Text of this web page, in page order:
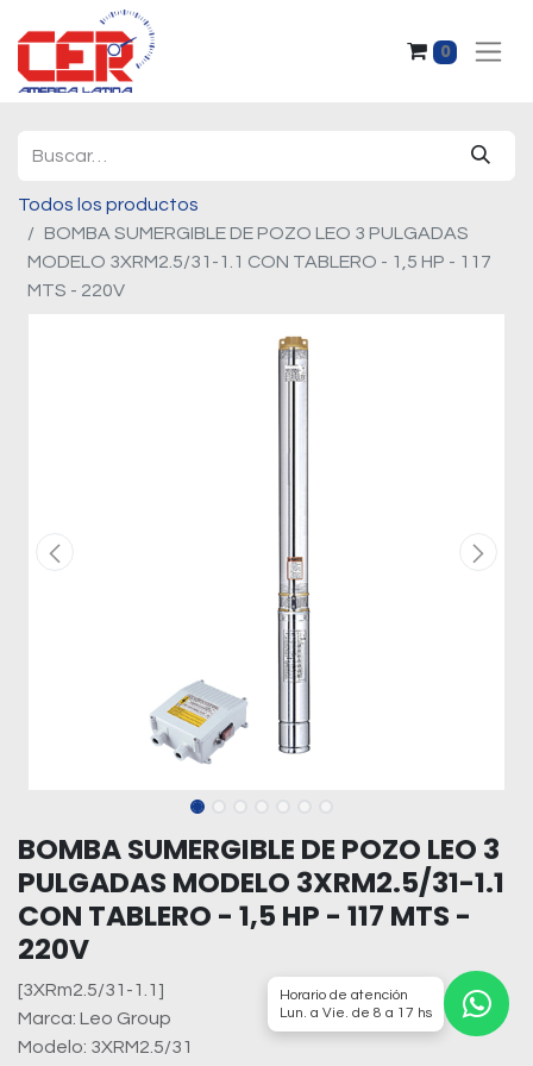
0
Todos los productos
BOMBA SUMERGIBLE DE POZO LEO 3 PULGADAS
MODELO 3XRM2.5/31-1.1 CON TABLERO - 1,5 HP - 117
MTS - 220V
BOMBA SUMERGIBLE DE POZO LEO 3
PULGADAS MODELO 3XRM2.5/31-1.1
CON TABLERO - 1,5 HP - 117 MTS -
220V
[3XRm2.5/31-1.1]
Marca: Leo Group
Modelo: 3XRM2.5/31
Horario de atención
Lun. a Vie. de 8 a 17 hs